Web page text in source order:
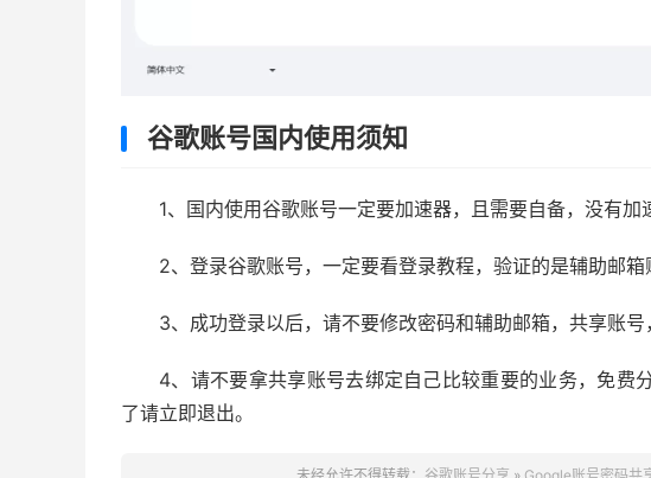
谷歌账号国内使用须知
1、国内使用谷歌账号一定要加速器，且需要自备，没有加
2、登录谷歌账号，一定要看登录教程，验证的是辅助邮箱
3、成功登录以后，请不要修改密码和辅助邮箱，共享账号
4、请不要拿共享账号去绑定自己比较重要的业务，免费
了请立即退出。